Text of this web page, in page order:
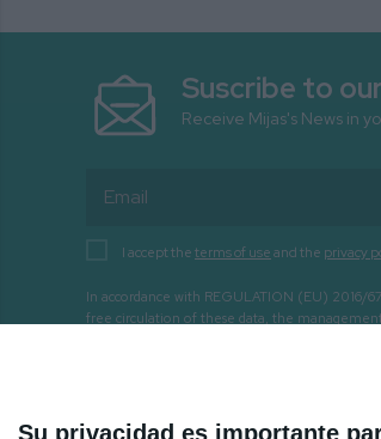
Su privacidad es importante
Suscribe to
Receive Mijas's News in
I accept the terms of use and the privacy
In accordance with REGULATION (EU) 2016/
free circulation of these data, the